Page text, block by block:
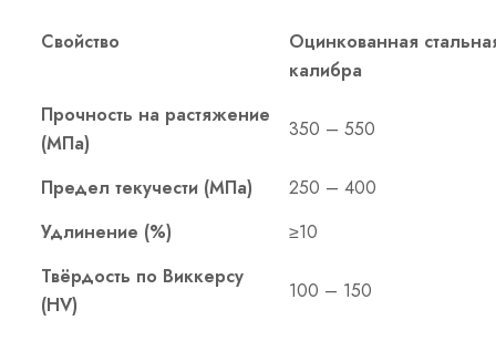
Свойство
Оцинкованная
калибра
Прочность на растяжение
(МПа)
350 – 550
Предел текучести (МПа)
250 – 400
Удлинение (%)
≥10
Твёрдость по Виккерсу
(HV)
100 – 150